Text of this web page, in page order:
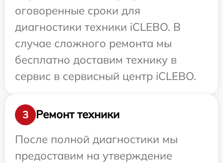
оговоренные сроки для
диагностики техники iCLEBO. В
случае сложного ремонта мы
бесплатно доставим технику в
сервис в сервисный центр iCLEBO.
3
Ремонт техники
После полной диагностики мы
предоставим на утверждение